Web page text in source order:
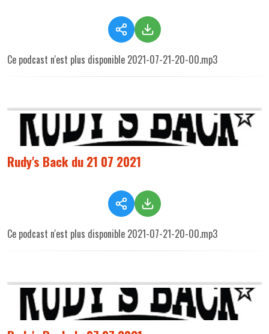
Ce podcast n'est plus disponible 2021-07-21-20-00.mp3
Rudy's Back du 21 07 2021
Ce podcast n'est plus disponible 2021-07-21-20-00.mp3